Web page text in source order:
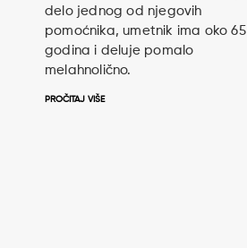
delo jednog od njegovih
pomoćnika, umetnik ima oko 65
godina i deluje pomalo
melahnolično.
PROČITAJ VIŠE